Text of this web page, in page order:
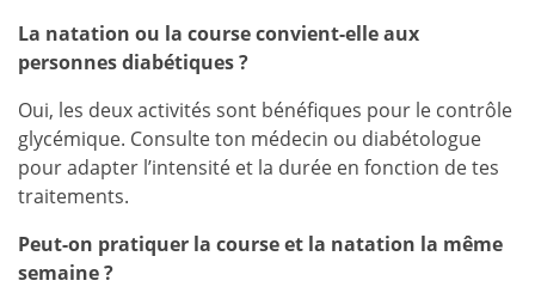
La natation ou la course convient-elle aux
personnes diabétiques ?
Oui, les deux activités sont bénéfiques pour le contrôle
glycémique. Consulte ton médecin ou diabétologue
pour adapter l’intensité et la durée en fonction de tes
traitements.
Peut-on pratiquer la course et la natation la même
semaine ?